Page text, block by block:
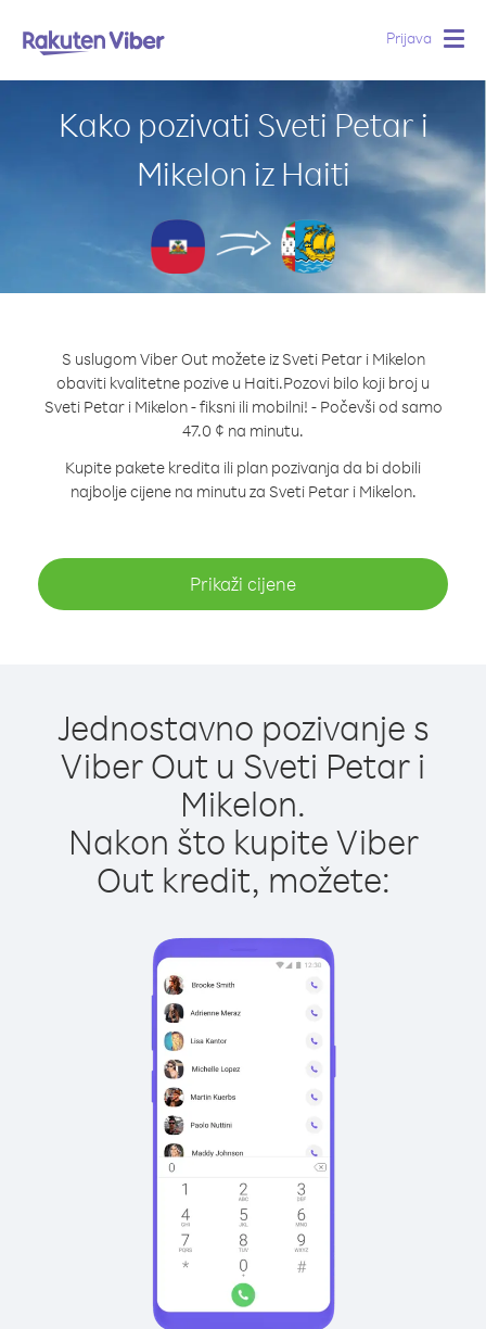
Prijava
Kako pozivati Sveti Petar i
Mikelon iz Haiti
S uslugom Viber Out možete iz Sveti Petar i Mikelon
obaviti kvalitetne pozive u Haiti.Pozovi bilo koji broj u
Sveti Petar i Mikelon - fiksni ili mobilni! - Počevši od samo
47.0 ¢ na minutu.
Kupite pakete kredita ili plan pozivanja da bi dobili
najbolje cijene na minutu za Sveti Petar i Mikelon.
Prikaži cijene
Jednostavno pozivanje s
Viber Out u Sveti Petar i
Mikelon.
Nakon što kupite Viber
Out kredit, možete: